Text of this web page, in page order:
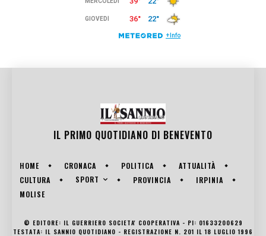
IL PRIMO QUOTIDIANO DI BENEVENTO
HOME CRONACA POLITICA
ATTUALITÀ
CULTURA
SPORT PROVINCIA
IRPINIA
MOLISE
© EDITORE: IL GUERRIERO SOCIETA' COOPERATIVA - PI: 01633200629
TESTATA: IL SANNIO QUOTIDIANO - REGISTRAZIONE N. 201 IL 18 LUGLIO 1996